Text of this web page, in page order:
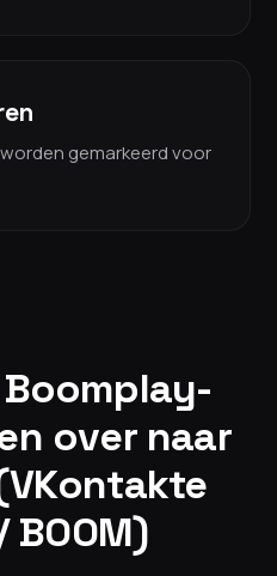
gemarkeerd voor
over naar